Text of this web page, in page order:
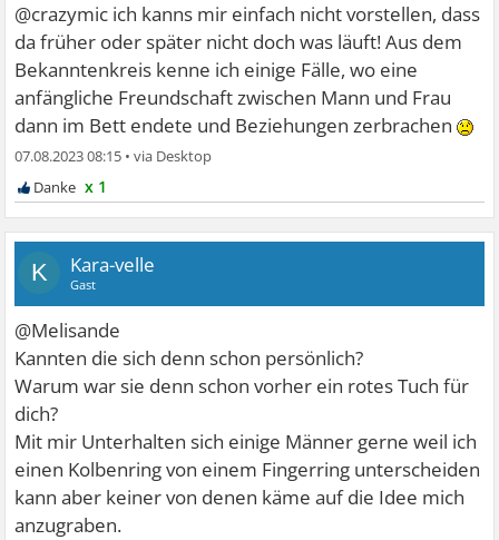
@crazymic ich kanns mir einfach nicht vorstellen, dass
da früher oder später nicht doch was läuft! Aus dem
Bekanntenkreis kenne ich einige Fälle, wo eine
anfängliche Freundschaft zwischen Mann und Frau
dann im Bett endete und Beziehungen zerbrachen
07.08.2023 08:15 •
x 1
K Kara-velle
Gast
@Melisande
Kannten die sich denn schon persönlich?
Warum war sie denn schon vorher ein rotes Tuch für
dich?
Mit mir Unterhalten sich einige Männer gerne weil ich
einen Kolbenring von einem Fingerring unterscheiden
kann aber keiner von denen käme auf die Idee mich
anzugraben.